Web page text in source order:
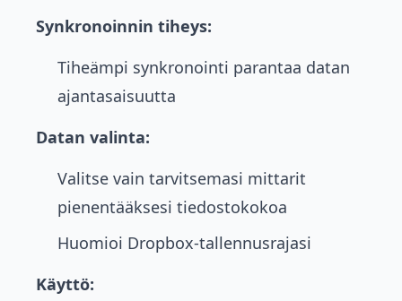
Synkronoinnin tiheys:
Tiheämpi synkronointi parantaa datan
ajantasaisuutta
Datan valinta:
Valitse vain tarvitsemasi mittarit
pienentääksesi tiedostokokoa
Huomioi Dropbox-tallennusrajasi
Käyttö: